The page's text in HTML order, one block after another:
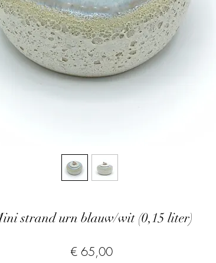
strand urn blauw/wit (0,15 liter)
€ 65,00Prijs